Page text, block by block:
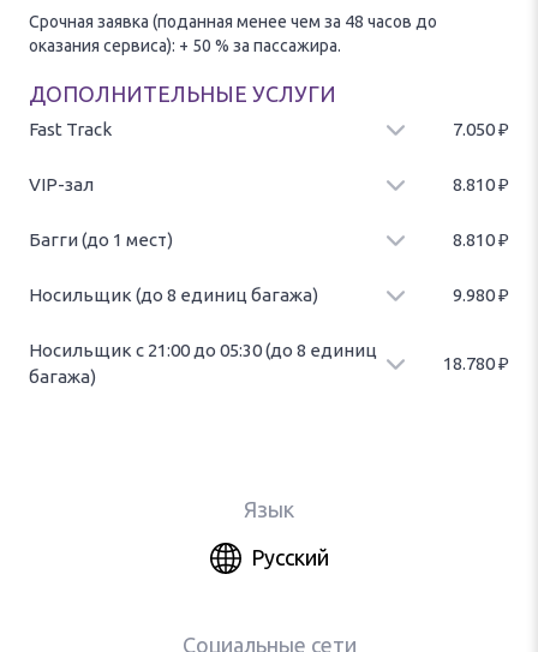
Срочная заявка (поданная менее чем за 48 часов до
оказания сервиса): + 50 % за пассажира.
ДОПОЛНИТЕЛЬНЫЕ УСЛУГИ
Fast Track 7.050₽
VIP-зал 8.810₽
Багги (до 1 мест) 8.810₽
Носильщик (до 8 единиц багажа) 9.980₽
от и до автомобиля. Возможна дополнительная оплата при
превышении лимита багажа.
Носильщик c 21:00 до 05:30 (до 8 единиц
багажа)
18.780₽
Язык
Русский
Социальные сети